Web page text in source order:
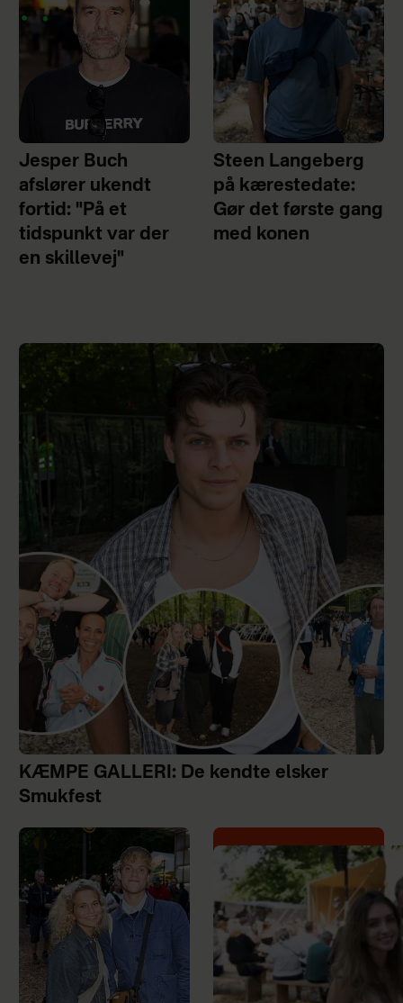
Jesper Buch
afslører ukendt
fortid: "På et
tidspunkt var der
en skillevej"
Steen Langeberg
på kærestedate:
Gør det første gang
med konen
KÆMPE GALLERI: De kendte elsker
Smukfest